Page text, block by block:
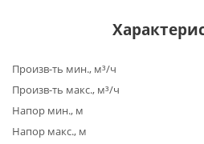
Произв-ть мин., м³/ч
Произв-ть макс., м³/ч
Напор мин., м
Напор макс., м